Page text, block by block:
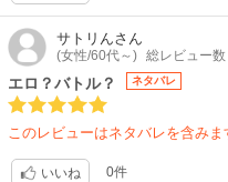
サトリんさん
(女性/60代～) 総レビュー
エロ？バトル？ ネタバレ
このレビューはネタバレを含み
いいね 0件